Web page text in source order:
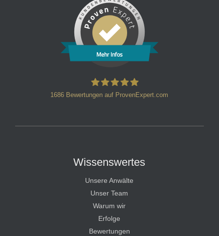
Mehr Infos
1686 Bewertungen auf ProvenExpert.com
Wissenswertes
Unsere Anwälte
Unser Team
Warum wir
Erfolge
Bewertungen